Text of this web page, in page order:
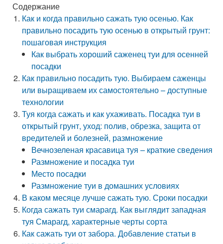
Содержание
Как и когда правильно сажать тую осенью. Как
правильно посадить тую осенью в открытый грунт:
пошаговая инструкция
Как выбрать хороший саженец туи для осенней
посадки
Как правильно посадить тую. Выбираем саженцы
или выращиваем их самостоятельно – доступные
технологии
Туя когда сажать и как ухаживать. Посадка туи в
открытый грунт, уход: полив, обрезка, защита от
вредителей и болезней, размножение
Вечнозеленая красавица туя – краткие сведения
Размножение и посадка туи
Место посадки
Размножение туи в домашних условиях
В каком месяце лучше сажать тую. Сроки посадки
Когда сажать туи смарагд. Как выглядит западная
туя Смарагд, характерные черты сорта
Как сажать туи от забора. Добавление статьи в